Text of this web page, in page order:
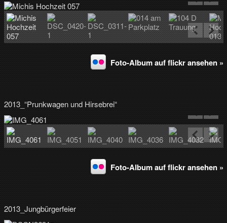
…
m
e
h
r
d
e
r
R
e
g
Foto-Album auf flickr ansehen »
2013_“Prunkwagen und Hirsebrei“
Foto-Album auf flickr ansehen »
2013_Jungbürgerfeier